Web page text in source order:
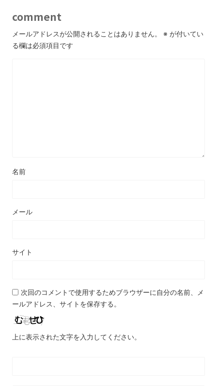
comment
メールアドレスが公開されることはありません。 ※ が付いてい
る欄は必須項目です
名前
メール
サイト
次回のコメントで使用するためブラウザーに自分の名前、メ
ールアドレス、サイトを保存する。
上に表示された文字を入力してください。